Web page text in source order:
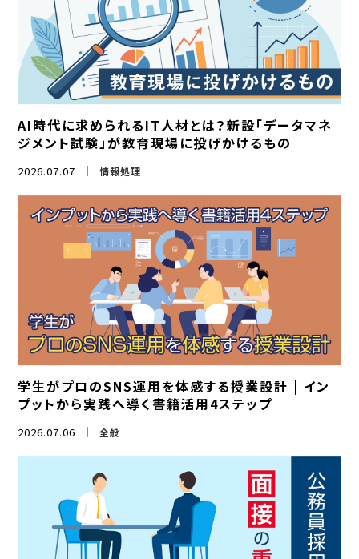
AI時代に求められるIT人材とは？新設「データマネ
ジメント試験」が教育現場に投げかけるもの
2026.07.07 情報処理
学生がプロのSNS運用を体感する授業設計 | イン
プットから実践へ導く書籍活用4ステップ
2026.07.06 全般